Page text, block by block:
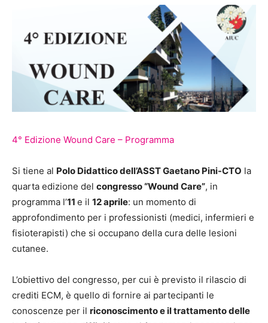
4° Edizione Wound Care – Programma
Si tiene al Polo Didattico dell’ASST Gaetano Pini-CTO la
quarta edizione del congresso “Wound Care”, in
programma l’11 e il 12 aprile: un momento di
approfondimento per i professionisti (medici, infermieri e
fisioterapisti) che si occupano della cura delle lesioni
cutanee.
L’obiettivo del congresso, per cui è previsto il rilascio di
crediti ECM, è quello di fornire ai partecipanti le
conoscenze per il riconoscimento e il trattamento delle